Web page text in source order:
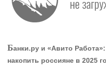
привлечь и
Банки.ру и «Авито
накопить россияне в 2025